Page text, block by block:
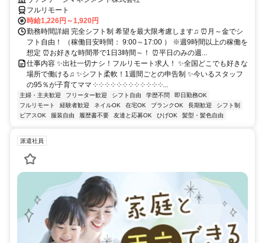
フルリモート
時給1,226円～1,920円
勤務時間詳細 完全シフト制 希望を最大限考慮します♫ ⏰月～金でシ
フト自由！ （稼働目安時間： 9:00～17:00 ） ※週9時間以上の稼働を
想定 ⏰お好きな時間帯で1日3時間～！ ⏰平日のみの週...
仕事内容 ✨出社一切ナシ！フルリモート求人！ ✨全国どこでも好きな
場所で働ける♫ ✨シフト柔軟！1週間ごとの申告制 ✨今いるスタッフ
の95％が子育てママ ༶ ༶ ༶ ༶ ༶ ༶ ༶ ༶ ༶ ༶ ༶ ༶...
主婦・主夫歓迎 フリーター歓迎 シフト自由 学歴不問
即日勤務OK
フルリモート
経験者歓迎 ネイルOK 在宅OK ブランクOK 長期歓迎
シフト制
ピアスOK
服装自由 履歴書不要 友達と応募OK ひげOK 髪型・髪色自由
派遣社員